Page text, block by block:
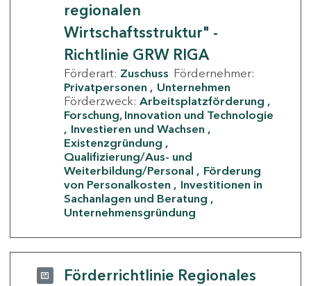
regionalen
Wirtschaftsstruktur" -
Richtlinie GRW RIGA
Förderart: Zuschuss Fördernehmer:
Privatpersonen
Unternehmen
Förderzweck: Arbeitsplatzförderung
Forschung, Innovation und Technologie
Investieren und Wachsen
Existenzgründung
Qualifizierung/Aus- und
Weiterbildung/Personal
Förderung
von Personalkosten
Investitionen in
Sachanlagen und Beratung
Unternehmensgründung
Förderrichtlinie Regionales